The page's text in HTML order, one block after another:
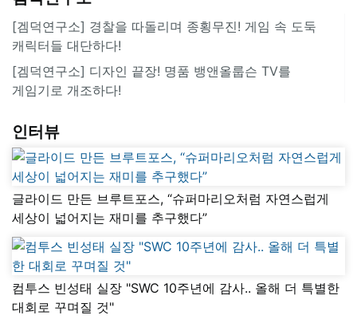
[겜덕연구소] 경찰을 따돌리며 종횡무진! 게임 속 도둑
캐릭터들 대단하다!
[겜덕연구소] 디자인 끝장! 명품 뱅앤올룹슨 TV를
게임기로 개조하다!
인터뷰
글라이드 만든 브루트포스, “슈퍼마리오처럼 자연스럽게
세상이 넓어지는 재미를 추구했다”
컴투스 빈성태 실장 "SWC 10주년에 감사.. 올해 더 특별한
대회로 꾸며질 것"